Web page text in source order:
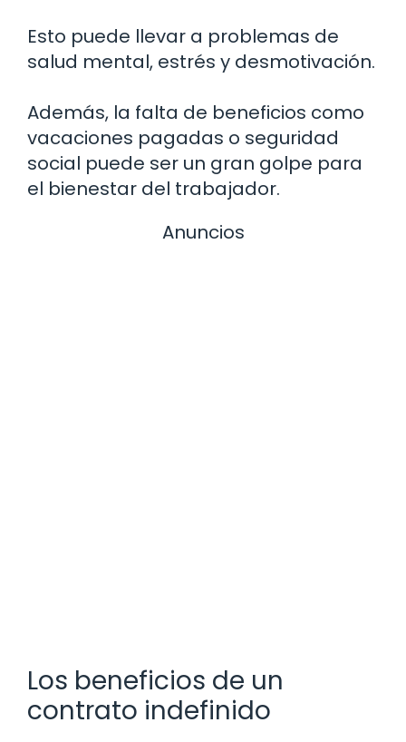
Esto puede llevar a problemas de
salud mental, estrés y desmotivación.
Además, la falta de beneficios como
vacaciones pagadas o seguridad
social puede ser un gran golpe para
el bienestar del trabajador.
Anuncios
Los beneficios de un
contrato indefinido